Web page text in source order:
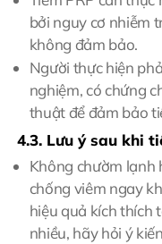
bởi nguy cơ nhiễm
không đảm bảo.
Người thực hiện
nghiệm, có chứng
thuật để đảm bảo
4.3. Lưu ý sau khi
Không chườm lạnh
chống viêm ngay
hiệu quả kích thích
nhiều, hãy hỏi ý